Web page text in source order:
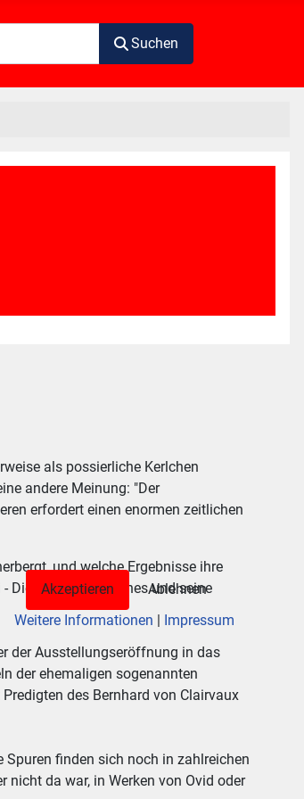
Suchen
als possierliche Kerlchen
andere Meinung: "Der
erfordert einen enormen zeitlichen
und welche Ergebnisse ihre
Die Kunst des Buches und seine
der Ausstellungseröffnung in das
der ehemaligen sogenannten
des Bernhard von Clairvaux
Spuren finden sich noch in zahlreichen
nicht da war, in Werken von Ovid oder
Akzeptieren
Ablehnen
Weitere Informationen | Impressum